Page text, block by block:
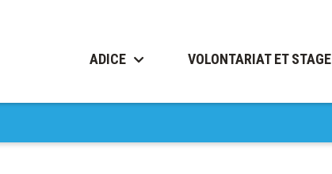
ADICE VOLONTARIAT ET STAGE